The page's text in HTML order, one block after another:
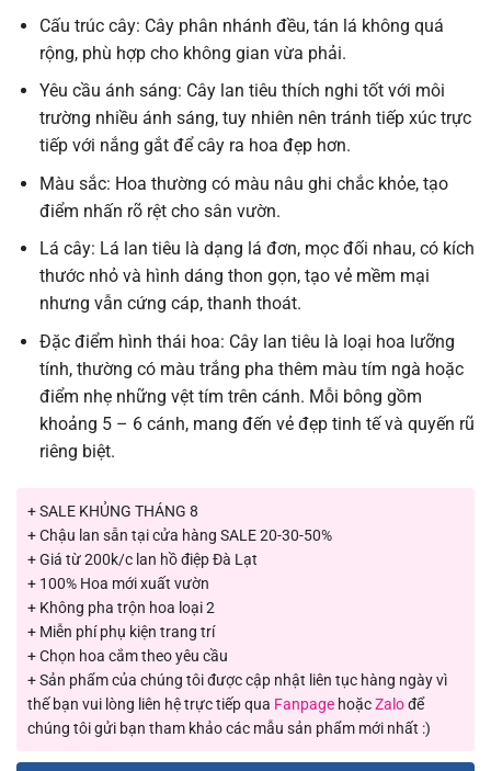
Cấu trúc cây: Cây phân nhánh đều, tán lá không quá
rộng, phù hợp cho không gian vừa phải.
Yêu cầu ánh sáng: Cây lan tiêu thích nghi tốt với môi
trường nhiều ánh sáng, tuy nhiên nên tránh tiếp xúc trực
tiếp với nắng gắt để cây ra hoa đẹp hơn.
Màu sắc: Hoa thường có màu nâu ghi chắc khỏe, tạo
điểm nhấn rõ rệt cho sân vườn.
Lá cây: Lá lan tiêu là dạng lá đơn, mọc đối nhau, có kích
thước nhỏ và hình dáng thon gọn, tạo vẻ mềm mại
nhưng vẫn cứng cáp, thanh thoát.
Đặc điểm hình thái hoa: Cây lan tiêu là loại hoa lưỡng
tính, thường có màu trắng pha thêm màu tím ngà hoặc
điểm nhẹ những vệt tím trên cánh. Mỗi bông gồm
khoảng 5 – 6 cánh, mang đến vẻ đẹp tinh tế và quyến rũ
riêng biệt.
+ SALE KHỦNG THÁNG 8
+ Chậu lan sẵn tại cửa hàng SALE 20-30-50%
+ Giá từ 200k/c lan hồ điệp Đà Lạt
+ 100% Hoa mới xuất vườn
+ Không pha trộn hoa loại 2
+ Miễn phí phụ kiện trang trí
+ Chọn hoa cắm theo yêu cầu
+ Sản phẩm của chúng tôi được cập nhật liên tục hàng ngày vì
thế bạn vui lòng liên hệ trực tiếp qua Fanpage hoặcZalođể
chúng tôi gửi bạn tham khảo các mẫu sản phẩm mới nhất :)